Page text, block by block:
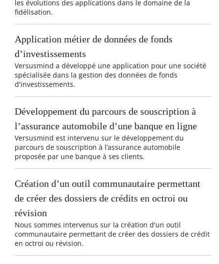
les évolutions des applications dans le domaine de la
fidélisation.
Application métier de données de fonds
d’investissements
Versusmind a développé une application pour une société
spécialisée dans la gestion des données de fonds
d'investissements.
Développement du parcours de souscription à
l’assurance automobile d’une banque en ligne
Versusmind est intervenu sur le développement du
parcours de souscription à l’assurance automobile
proposée par une banque à ses clients.
Création d’un outil communautaire permettant
de créer des dossiers de crédits en octroi ou
révision
Nous sommes intervenus sur la création d'un outil
communautaire permettant de créer des dossiers de crédit
en octroi ou révision.